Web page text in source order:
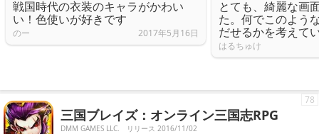
戦国時代の衣装のキャラがかわい
い！色使いが好きです
のー 2017年5月16日
とても、綺麗な画
た。何でこのよう
だせるかを考えて
はるちゅけ
三国ブレイズ：オンライン三国志RPG
DMM GAMES LLC. リリース 2016/11/02
78